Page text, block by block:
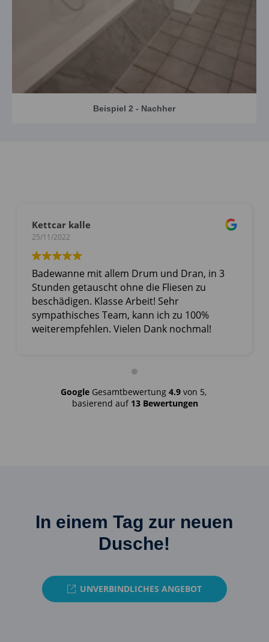
Beispiel 2 - Nachher
Kettcar kalle
25/11/2022
Badewanne mit allem Drum und Dran, in 3
Stunden getauscht ohne die Fliesen zu
beschädigen. Klasse Arbeit! Sehr
sympathisches Team, kann ich zu 100%
weiterempfehlen. Vielen Dank nochmal!
Google Gesamtbewertung 4.9 von 5,
basierend auf 13 Bewertungen
In einem Tag zur neuen
Dusche!
UNVERBINDLICHES ANGEBOT